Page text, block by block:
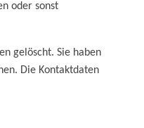
oder sonst
gelöscht. Sie haben
Die Kontaktdaten